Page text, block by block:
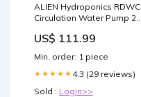
ALIEN Hydroponics RDWC
Circulation Water Pump 20
US$ 111.99
Min. order: 1 piece
★★★★★ 4.3 (29 reviews)
Sold : Login>>